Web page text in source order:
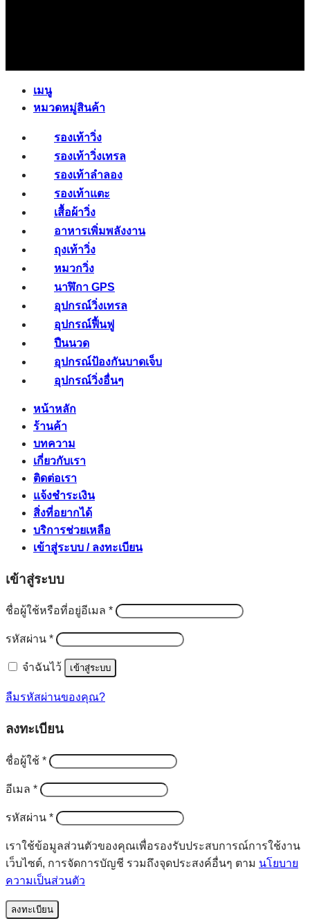
เมนู
หมวดหมู่สินค้า
รองเท้าวิ่ง
รองเท้าวิ่งเทรล
รองเท้าลำลอง
รองเท้าแตะ
เสื้อผ้าวิ่ง
อาหารเพิ่มพลังงาน
ถุงเท้าวิ่ง
หมวกวิ่ง
นาฬิกา GPS
อุปกรณ์วิ่งเทรล
อุปกรณ์ฟื้นฟู
ปืนนวด
อุปกรณ์ป้องกันบาดเจ็บ
อุปกรณ์วิ่งอื่นๆ
หน้าหลัก
ร้านค้า
บทความ
เกี่ยวกับเรา
ติดต่อเรา
แจ้งชำระเงิน
สิ่งที่อยากได้
บริการช่วยเหลือ
เข้าสู่ระบบ / ลงทะเบียน
เข้าสู่ระบบ
ชื่อผู้ใช้หรือที่อยู่อีเมล *ต้องการ
รหัสผ่าน *ต้องการ
จำฉันไว้ เข้าสู่ระบบ
ลืมรหัสผ่านของคุณ?
ลงทะเบียน
ชื่อผู้ใช้ *ต้องการ
อีเมล *ต้องการ
รหัสผ่าน *ต้องการ
เราใช้ข้อมูลส่วนตัวของคุณเพื่อรองรับประสบการณ์การใช้งาน
เว็บไซต์, การจัดการบัญชี รวมถึงจุดประสงค์อื่นๆ ตาม นโยบาย
ความเป็นส่วนตัว
ลงทะเบียน